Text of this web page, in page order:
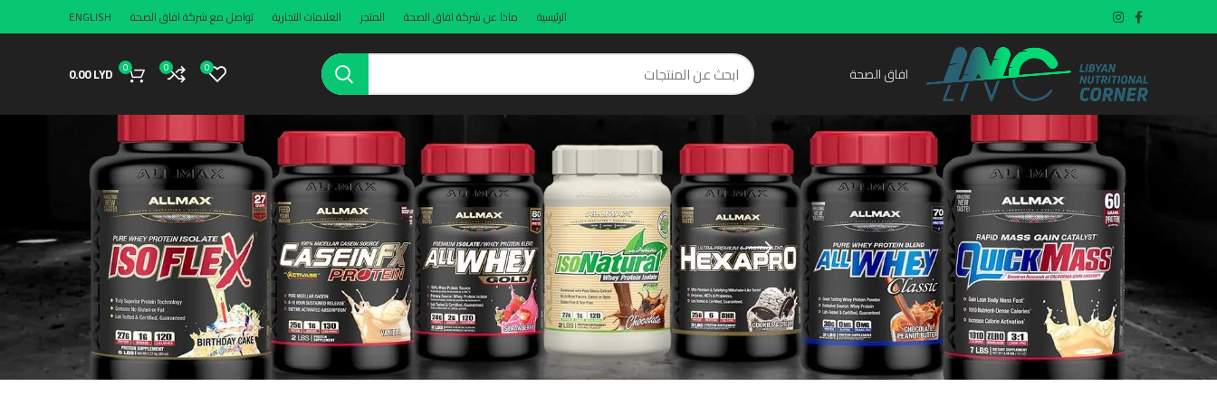
الرئيسية ماذا عن شركة افاق الصحة المتجر العلامات التجارية تواصل مع شركة افاق الصحة ENGLISH
افاق الصحة 0
0
0
0.00LYD
stomach